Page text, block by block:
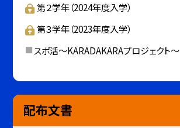
第２学年（2024年度入学）
第３学年（2023年度入学）
スポ活～KARADAKARAプロジェクト～
配布文書